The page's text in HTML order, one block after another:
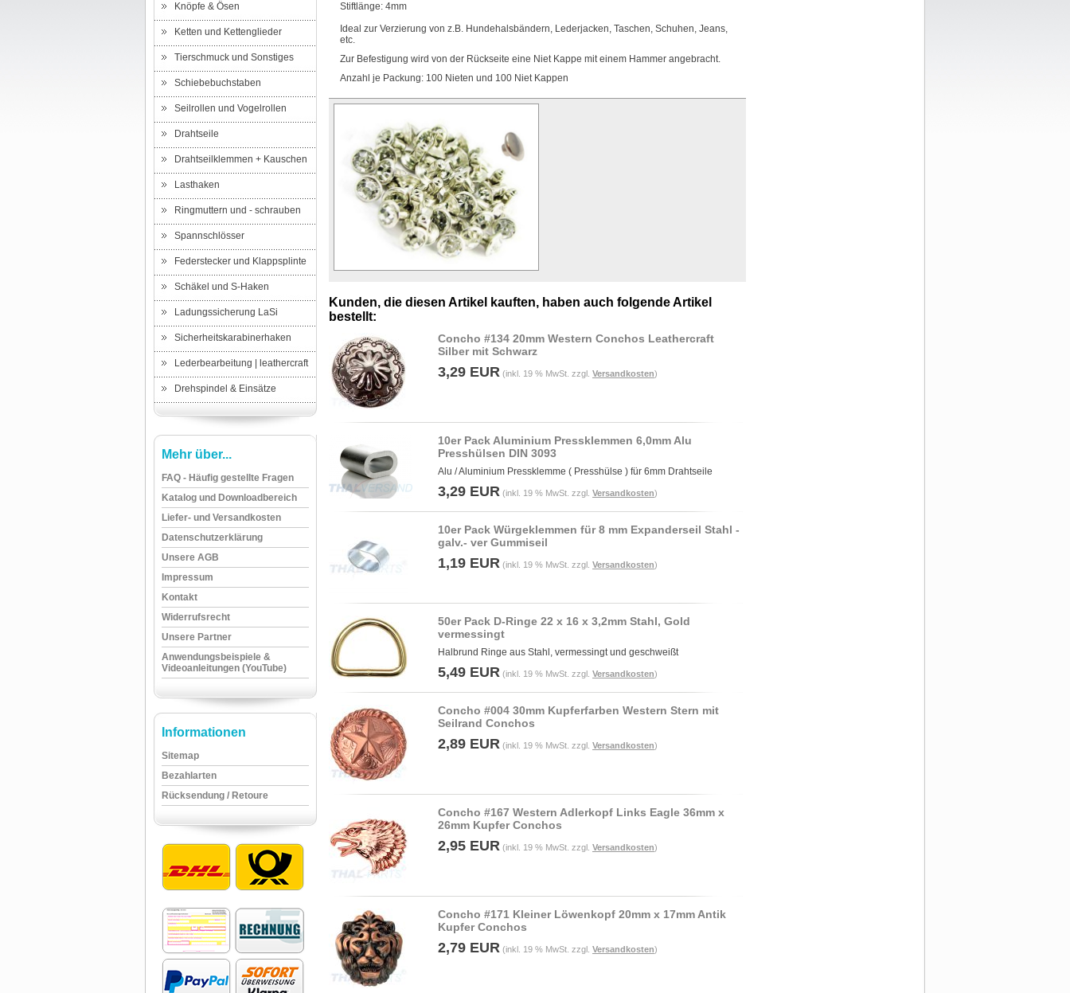
Knöpfe & Ösen
Ketten und Kettenglieder
Tierschmuck und Sonstiges
Schiebebuchstaben
Seilrollen und Vogelrollen
Drahtseile
Drahtseilklemmen + Kauschen
Lasthaken
Ringmuttern und - schrauben
Spannschlösser
Federstecker und Klappsplinte
Schäkel und S-Haken
Ladungssicherung LaSi
Sicherheitskarabinerhaken
Lederbearbeitung | leathercraft
Drehspindel & Einsätze
Mehr über...
FAQ - Häufig gestellte Fragen
Katalog und Downloadbereich
Liefer- und Versandkosten
Datenschutzerklärung
Unsere AGB
Impressum
Kontakt
Widerrufsrecht
Unsere Partner
Anwendungsbeispiele &
Videoanleitungen (YouTube)
Informationen
Sitemap
Bezahlarten
Rücksendung / Retoure
Stiftlänge: 4mm
Ideal zur Verzierung von z.B. Hundehalsbändern, Lederjacken, Taschen, Schuhen, Jeans,
etc.
Zur Befestigung wird von der Rückseite eine Niet Kappe mit einem Hammer angebracht.
Anzahl je Packung: 100 Nieten und 100 Niet Kappen
Kunden, die diesen Artikel kauften, haben auch folgende Artikel
bestellt:
Concho #134 20mm Western Conchos Leathercraft
Silber mit Schwarz
3,29 EUR (inkl. 19 % MwSt. zzgl. Versandkosten)
10er Pack Aluminium Pressklemmen 6,0mm Alu
Presshülsen DIN 3093
Alu / Aluminium Pressklemme ( Presshülse ) für 6mm Drahtseile
3,29 EUR (inkl. 19 % MwSt. zzgl. Versandkosten)
10er Pack Würgeklemmen für 8 mm Expanderseil Stahl -
galv.- ver Gummiseil
1,19 EUR (inkl. 19 % MwSt. zzgl. Versandkosten)
50er Pack D-Ringe 22 x 16 x 3,2mm Stahl, Gold
vermessingt
Halbrund Ringe aus Stahl, vermessingt und geschweißt
5,49 EUR (inkl. 19 % MwSt. zzgl. Versandkosten)
Concho #004 30mm Kupferfarben Western Stern mit
Seilrand Conchos
2,89 EUR (inkl. 19 % MwSt. zzgl. Versandkosten)
Concho #167 Western Adlerkopf Links Eagle 36mm x
26mm Kupfer Conchos
2,95 EUR (inkl. 19 % MwSt. zzgl. Versandkosten)
Concho #171 Kleiner Löwenkopf 20mm x 17mm Antik
Kupfer Conchos
2,79 EUR (inkl. 19 % MwSt. zzgl. Versandkosten)